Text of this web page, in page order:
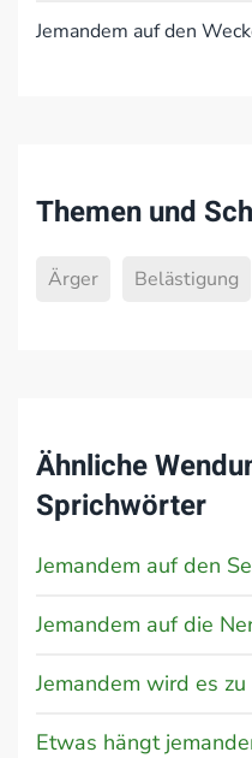
Jemandem auf den
Themen und
Ärger Belästigung
Ähnliche
Sprichwörter
Jemandem auf den
Jemandem auf die
Jemandem wird es
Etwas hängt